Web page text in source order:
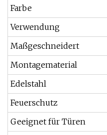
Farbe
Verwendung
Maßgeschneidert
Montagematerial
Edelstahl
Feuerschutz
Geeignet für Türen